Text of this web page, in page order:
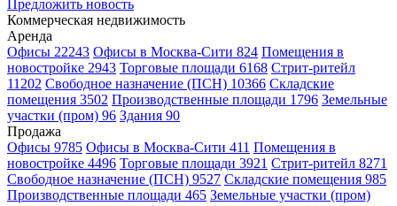
Предложить новость
Коммерческая недвижимость
Аренда
Офисы 22243 Офисы в Москва-Сити 824 Помещения в
новостройке 2943 Торговые площади 6168 Стрит-ритейл
11202 Свободное назначение (ПСН) 10366 Складские
помещения 3502 Производственные площади 1796 Земельные
участки (пром) 96 Здания 90
Продажа
Офисы 9785 Офисы в Москва-Сити 411 Помещения в
новостройке 4496 Торговые площади 3921 Стрит-ритейл 8271
Свободное назначение (ПСН) 9527 Складские помещения 985
Производственные площади 465 Земельные участки (пром)